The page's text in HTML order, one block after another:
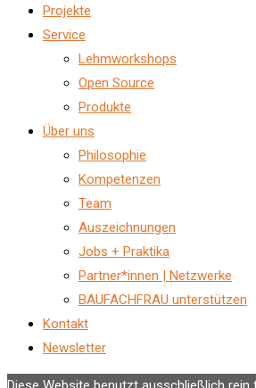
Projekte
Service
Lehmworkshops
Open Source
Produkte
Über uns
Philosophie
Kompetenzen
Team
Auszeichnungen
Jobs + Praktika
Partner*innen | Netzwerke
BAUFACHFRAU unterstützen
Kontakt
Newsletter